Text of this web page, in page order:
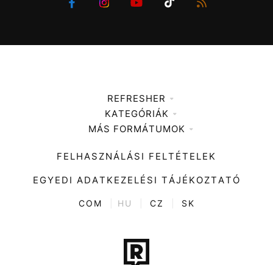
REFRESHER
Médiaajánlat
KATEGÓRIÁK
Zene
Divat
Kultúra
ENTR
Tech-Tudomány
MÁS FORMÁTUMOK
FELHASZNÁLÁSI FELTÉTELEK
EGYEDI ADATKEZELÉSI TÁJÉKOZTATÓ
COM HU CZ SK